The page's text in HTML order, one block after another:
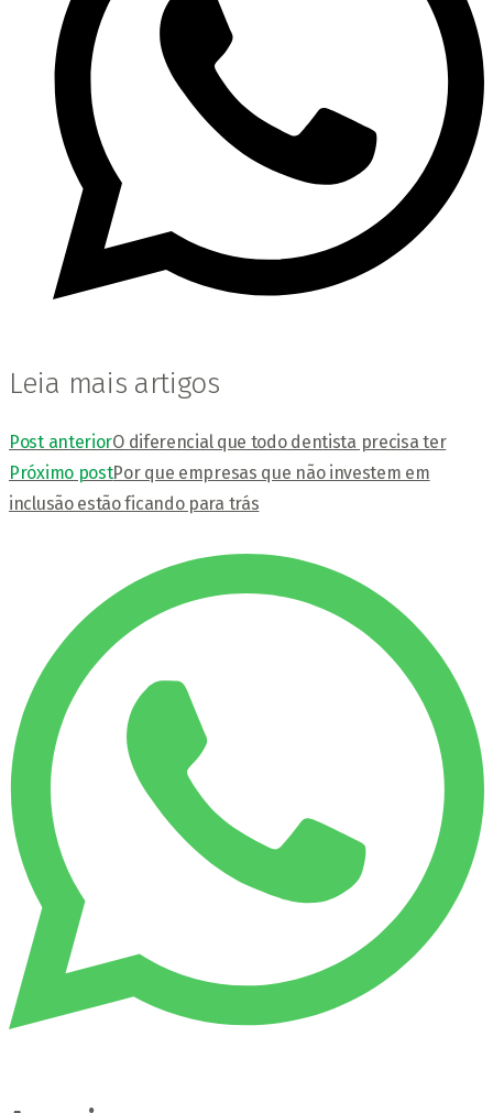
Leia mais artigos
Post anteriorO diferencial que todo dentista precisa ter
Próximo postPor que empresas que não investem em
inclusão estão ficando para trás